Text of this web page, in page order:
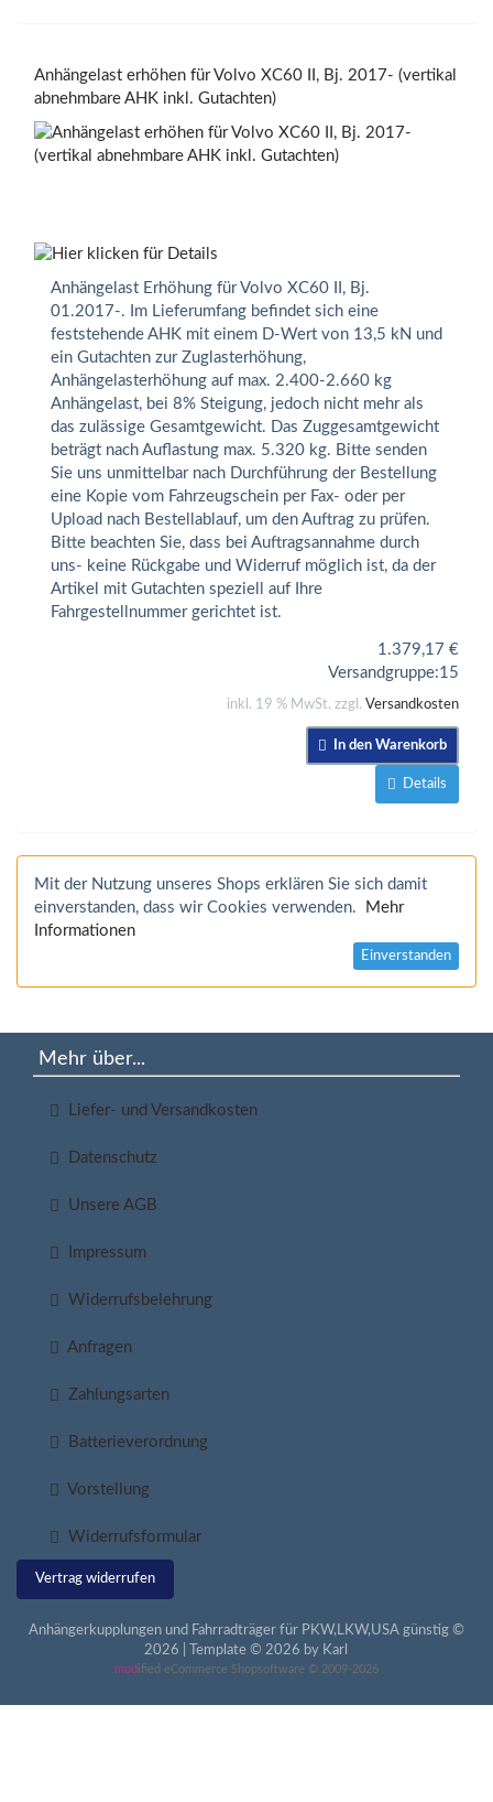
Anhängelast erhöhen für Volvo XC60 II, Bj. 2017- (vertikal
abnehmbare AHK inkl. Gutachten)
Anhängelast Erhöhung für Volvo XC60 II, Bj.
01.2017-. Im Lieferumfang befindet sich eine
feststehende AHK mit einem D-Wert von 13,5 kN und
ein Gutachten zur Zuglasterhöhung,
Anhängelasterhöhung auf max. 2.400-2.660 kg
Anhängelast, bei 8% Steigung, jedoch nicht mehr als
das zulässige Gesamtgewicht. Das Zuggesamtgewicht
beträgt nach Auflastung max. 5.320 kg. Bitte senden
Sie uns unmittelbar nach Durchführung der Bestellung
eine Kopie vom Fahrzeugschein per Fax- oder per
Upload nach Bestellablauf, um den Auftrag zu prüfen.
Bitte beachten Sie, dass bei Auftragsannahme durch
uns- keine Rückgabe und Widerruf möglich ist, da der
Artikel mit Gutachten speziell auf Ihre
Fahrgestellnummer gerichtet ist.
1.379,17 €
Versandgruppe:15
inkl. 19 % MwSt. zzgl. Versandkosten
In den Warenkorb
Details
Mit der Nutzung unseres Shops erklären Sie sich damit
einverstanden, dass wir Cookies verwenden.
Mehr
Informationen
Einverstanden
Mehr über...
Liefer- und Versandkosten
Datenschutz
Unsere AGB
Impressum
Widerrufsbelehrung
Anfragen
Zahlungsarten
Batterieverordnung
Vorstellung
Widerrufsformular
Vertrag widerrufen
Anhängerkupplungen und Fahrradträger für PKW,LKW,USA günstig ©
2026 | Template © 2026 by Karl
mod ified eCommerce Shopsoftware © 2009-2026